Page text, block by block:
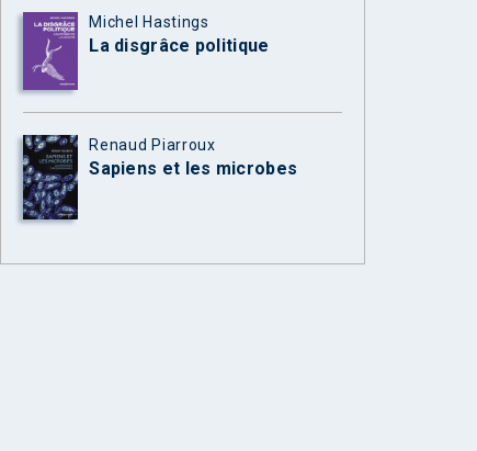
Michel Hastings
La disgrâce politique
Renaud Piarroux
Sapiens et les microbes